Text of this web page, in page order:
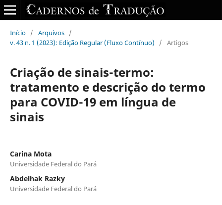
Início / Arquivos /
v. 43 n. 1 (2023): Edição Regular (Fluxo Contínuo)
/ Artigos
Criação de sinais-termo:
tratamento e descrição do termo
para COVID-19 em língua de
sinais
Carina Mota
Universidade Federal do Pará
Abdelhak Razky
Universidade Federal do Pará